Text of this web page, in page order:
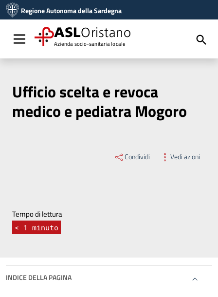
Vai al menu di navigazione
Vai al footer
Regione Autonoma della Sardegna
Toggle navigation
ASLOristano
Azienda socio-sanitaria locale
Ufficio scelta e revoca
medico e pediatra Mogoro
Condividi Vedi azioni
Tempo di lettura
< 1 minuto
INDICE DELLA PAGINA